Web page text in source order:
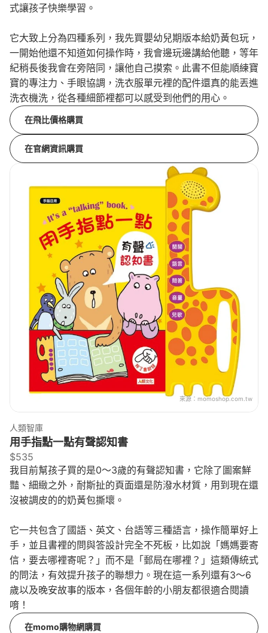
式讓孩子快樂學習。
它大致上分為四種系列，我先買嬰幼兒期版本給奶黃包玩，
一開始他還不知道如何操作時，我會邊玩邊講給他聽，等年
紀稍長後我會在旁陪同，讓他自己摸索。此書不但能順練寶
寶的專注力、手眼協調，洗衣服單元裡的配件還真的能丟進
洗衣機洗，從各種細節裡都可以感受到他們的用心。
在飛比價格購買
在官網資訊購買
來源： momoshop.com.tw
人類智庫
用手指點一點有聲認知書
$535
我目前幫孩子買的是0～3歲的有聲認知書，它除了圖案鮮
豔、細緻之外，耐斯扯的頁面還是防潑水材質，用到現在還
沒被調皮的的奶黃包撕壞。
它一共包含了國語、英文、台語等三種語言，操作簡單好上
手，並且書裡的問與答設計完全不死板，比如說「媽媽要寄
信，要去哪裡寄呢？」而不是「郵局在哪裡？」這類傳統式
的問法，有效提升孩子的聯想力。現在這一系列還有3～6
歲以及晚安故事的版本，各個年齡的小朋友都很適合閱讀
唷！
在momo購物網購買